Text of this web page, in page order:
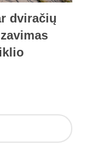
dviračių